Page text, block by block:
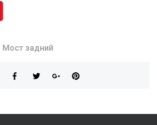
Мост задний